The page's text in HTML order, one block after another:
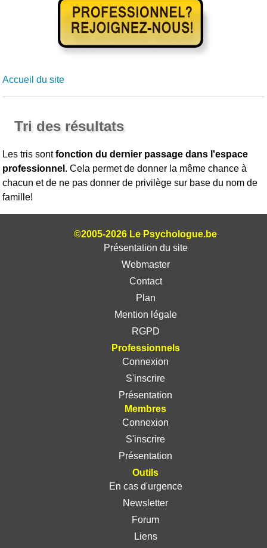
Accueil du site
Tri des résultats
Les tris sontfonction du dernier passage dans l'espace
professionnel . Cela permet de donner la même chance à
chacun et de ne pas donner de privilège sur base du nom de
famille!
©2005-2026 Le Psychologue.be
Présentation du site
Webmaster
Contact
Plan
Mention légale
RGPD
Professionnels
Connexion
S'inscrire
Présentation
Membres
Connexion
S'inscrire
Présentation
Outils
En cas d'urgence
Newsletter
Forum
Liens